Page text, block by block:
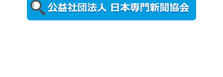
更新
農工大で大